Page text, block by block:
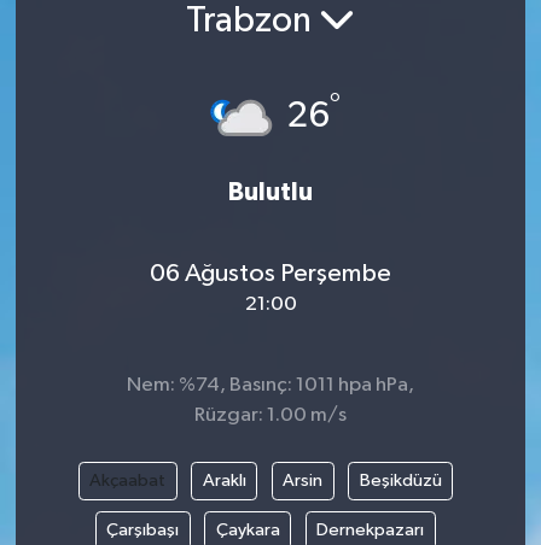
Trabzon
26°
Bulutlu
06 Ağustos Perşembe
21:00
Nem: %74, Basınç: 1011 hpa hPa,
Rüzgar: 1.00 m/s
Akçaabat Araklı Arsin Beşikdüzü
Çarşıbaşı Çaykara Dernekpazarı